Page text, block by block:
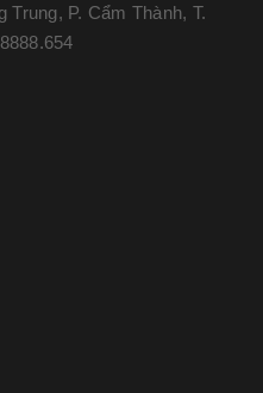
Trung, P. Cẩm Thành, T.